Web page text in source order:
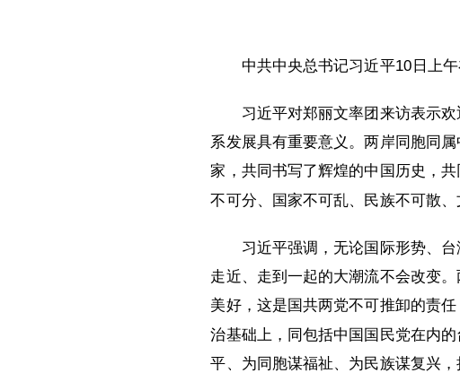
中共中央总书记习近平10日上
习近平对郑丽文率团来访表示
系发展具有重要意义。两岸同胞同
家，共同书写了辉煌的中国历史，
不可分、国家不可乱、民族不可散
习近平强调，无论国际形势、
走近、走到一起的大潮流不会改变
美好，这是国共两党不可推卸的责
治基础上，同包括中国国民党在内
平、为同胞谋福祉、为民族谋复兴